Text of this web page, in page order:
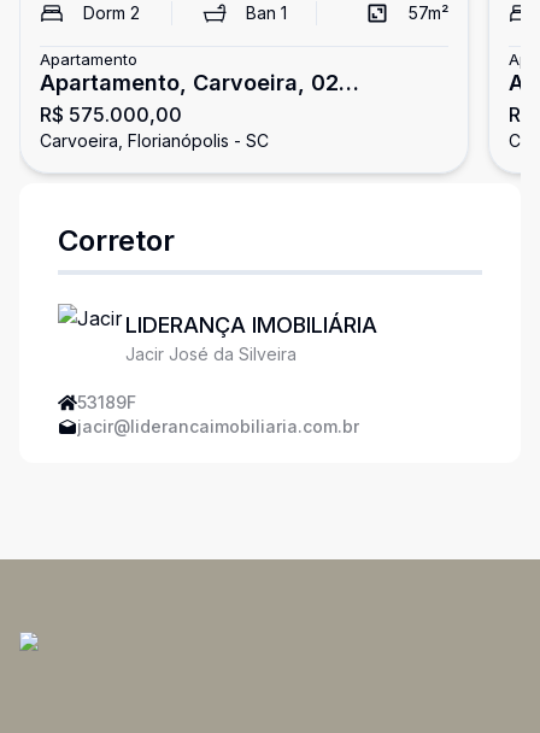
Dorm 2 Ban 1 57m²
Apartamento
Apartamento, Carvoeira, 02
Dormitórios, 01 Vaga
R$ 575.000,00
Carvoeira, Florianópolis - SC
Corretor
LIDERANÇA IMOBILIÁRIA
Jacir José da Silveira
53189F
jacir@liderancaimobiliaria.com.br